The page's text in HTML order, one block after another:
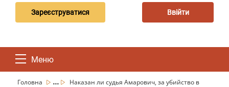
Зареєструватися Ввійти
Меню
Головна ...
Наказан ли судья Амарович, за убийство в